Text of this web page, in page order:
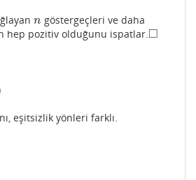
n
n göstergeçleri ve daha
hep pozitiv olduğunu ispatlar. □
◻
eşitsizlik yönleri farklı.